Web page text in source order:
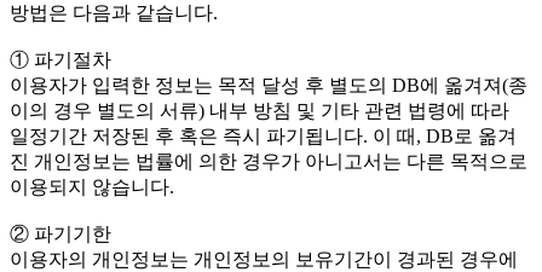
방법은 다음과 같습니다.
① 파기절차
이용자가 입력한 정보는 목적 달성 후 별도의 DB에 옮겨져(종
이의 경우 별도의 서류) 내부 방침 및 기타 관련 법령에 따라
일정기간 저장된 후 혹은 즉시 파기됩니다. 이 때, DB로 옮겨
진 개인정보는 법률에 의한 경우가 아니고서는 다른 목적으로
이용되지 않습니다.
② 파기기한
이용자의 개인정보는 개인정보의 보유기간이 경과된 경우에